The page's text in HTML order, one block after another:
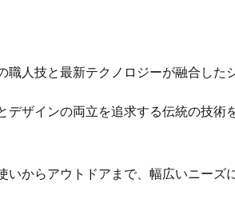
職人技と最新テクノロジーが融合した
デザインの両立を追求する伝統の技術
いからアウトドアまで、幅広いニーズ